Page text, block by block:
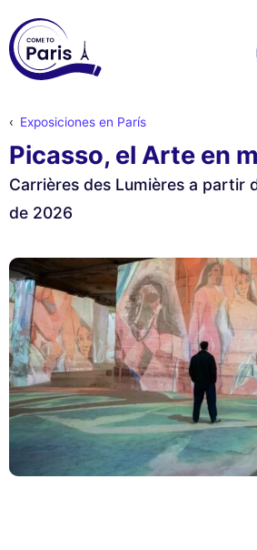
Exposiciones en París
Picasso, el Arte en
Carrières des Lumières a partir
de 2026